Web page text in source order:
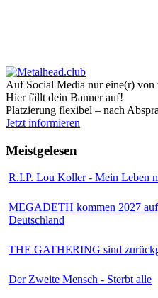
Auf Social Media nur eine(r) von
Hier fällt dein Banner auf!
Platzierung flexibel – nach
Jetzt informieren
Meistgelesen
R.I.P. Lou Koller - Mein Leben
MEGADETH kommen 2027
Deutschland
THE GATHERING sind
Der Zweite Mensch - Sterbt alle